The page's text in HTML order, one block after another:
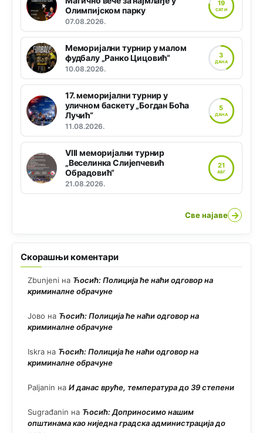
Олимпијском парку
07.08.2026.
19
САТИ
Меморијални турнир у малом
фудбалу „Ранко Цицовић“
10.08.2026.
3
ДАНА
17. меморијални турнир у
уличном баскету „Богдан Боћа
Лучић“
11.08.2026.
5
ДАНА
VIII меморијални турнир
„Веселинка Слијепчевић
Обрадовић“
21.08.2026.
21
АВГ
Све најаве →
Скорашњи коментари
Zbunjeni на Ћосић: Полиција ће наћи одговор на
криминалне обрачуне
Јово на Ћосић: Полиција ће наћи одговор на
криминалне обрачуне
Iskra на Ћосић: Полиција ће наћи одговор на
криминалне обрачуне
Paljanin на И данас вруће, температура до 39 степени
Sugrađanin на Ћосић: Доприносимо нашим
општинама као ниједна градска администрација до